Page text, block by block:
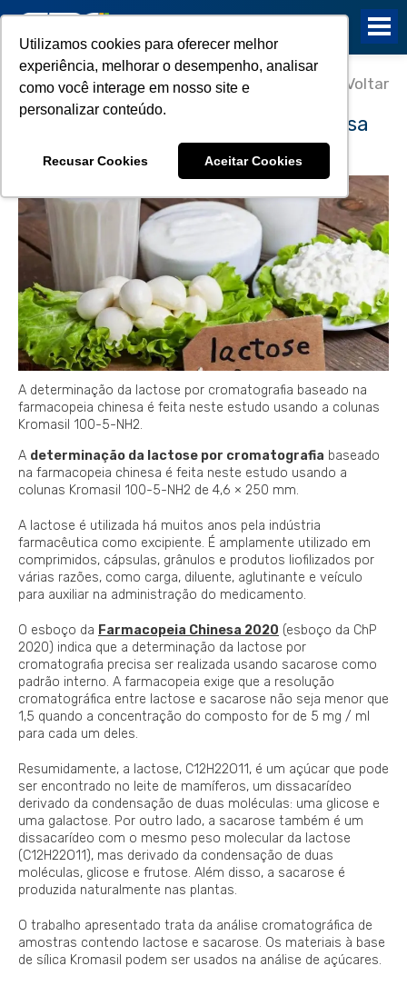
Utilizamos cookies para oferecer melhor
experiência, melhorar o desempenho, analisar
como você interage em nosso site e
personalizar conteúdo.
Recusar Cookies Aceitar Cookies
Voltar
Determinação da lactose por
cromatografia: Farmacopeia Chinesa
A determinação da lactose por cromatografia baseado na
farmacopeia chinesa é feita neste estudo usando a colunas
Kromasil 100-5-NH2.
A determinação da lactose por cromatografia baseado
na farmacopeia chinesa é feita neste estudo usando a
colunas Kromasil 100-5-NH2 de 4,6 × 250 mm.
A lactose é utilizada há muitos anos pela indústria
farmacêutica como excipiente. É amplamente utilizado em
comprimidos, cápsulas, grânulos e produtos liofilizados por
várias razões, como carga, diluente, aglutinante e veículo
para auxiliar na administração do medicamento.
O esboço da Farmacopeia Chinesa 2020 (esboço da ChP
2020) indica que a determinação da lactose por
cromatografia precisa ser realizada usando sacarose como
padrão interno. A farmacopeia exige que a resolução
cromatográfica entre lactose e sacarose não seja menor que
1,5 quando a concentração do composto for de 5 mg / ml
para cada um deles.
Resumidamente, a lactose, C12H22O11, é um açúcar que pode
ser encontrado no leite de mamíferos, um dissacarídeo
derivado da condensação de duas moléculas: uma glicose e
uma galactose. Por outro lado, a sacarose também é um
dissacarídeo com o mesmo peso molecular da lactose
(C12H22O11), mas derivado da condensação de duas
moléculas, glicose e frutose. Além disso, a sacarose é
produzida naturalmente nas plantas.
O trabalho apresentado trata da análise cromatográfica de
amostras contendo lactose e sacarose. Os materiais à base
de sílica Kromasil podem ser usados ​​na análise de açúcares.